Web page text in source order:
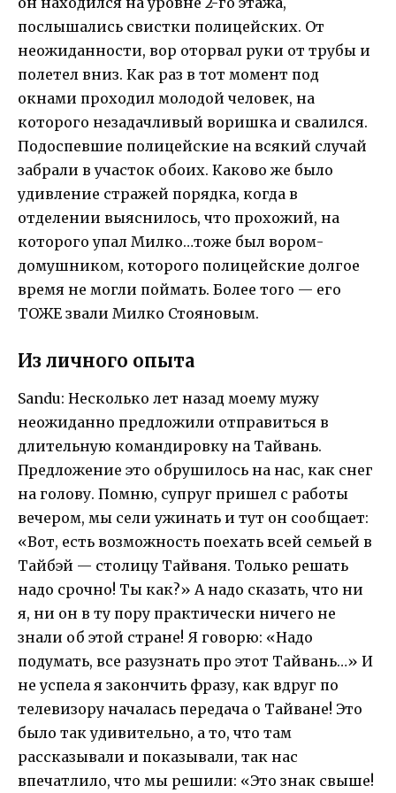
послышались свистки полицейских. От
неожиданности, вор оторвал руки от трубы и
полетел вниз. Как раз в тот момент под
окнами проходил молодой человек, на
которого незадачливый воришка и свалился.
Подоспевшие полицейские на всякий случай
забрали в участок обоих. Каково же было
удивление стражей порядка, когда в
отделении выяснилось, что прохожий, на
которого упал Милко…тоже был вором-
домушником, которого полицейские долгое
время не могли поймать. Более того — его
ТОЖЕ звали Милко Стояновым.
Из личного опыта
Sandu: Несколько лет назад моему мужу
неожиданно предложили отправиться в
длительную командировку на Тайвань.
Предложение это обрушилось на нас, как снег
на голову. Помню, супруг пришел с работы
вечером, мы сели ужинать и тут он сообщает:
«Вот, есть возможность поехать всей семьей в
Тайбэй — столицу Тайваня. Только решать
надо срочно! Ты как?» А надо сказать, что ни
я, ни он в ту пору практически ничего не
знали об этой стране! Я говорю: «Надо
подумать, все разузнать про этот Тайвань…» И
не успела я закончить фразу, как вдруг по
телевизору началась передача о Тайване! Это
было так удивительно, а то, что там
рассказывали и показывали, так нас
впечатлило, что мы решили: «Это знак свыше!